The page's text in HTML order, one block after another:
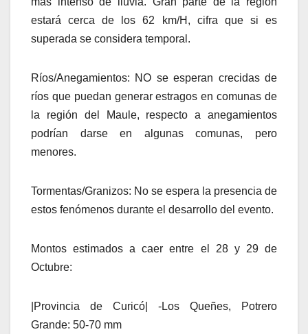
estará cerca de los 62 km/H, cifra que si es
superada se considera temporal.
Ríos/Anegamientos: NO se esperan crecidas de
ríos que puedan generar estragos en comunas de
la región del Maule, respecto a anegamientos
podrían darse en algunas comunas, pero
menores.
Tormentas/Granizos: No se espera la presencia de
estos fenómenos durante el desarrollo del evento.
Montos estimados a caer entre el 28 y 29 de
Octubre:
|Provincia de Curicó| -Los Queñes, Potrero
Grande: 50-70 mm